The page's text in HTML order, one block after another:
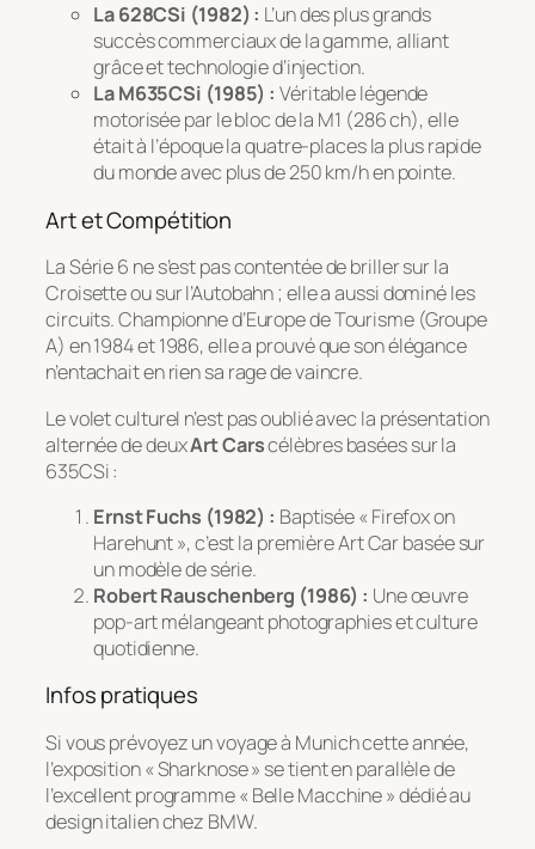
La 628CSi (1982) : L’un des plus grands
succès commerciaux de la gamme, alliant
grâce et technologie d’injection.
La M635CSi (1985) : Véritable légende
motorisée par le bloc de la M1 (286 ch), elle
était à l’époque la quatre-places la plus rapide
du monde avec plus de 250 km/h en pointe.
Art et Compétition
La Série 6 ne s’est pas contentée de briller sur la
Croisette ou sur l’Autobahn ; elle a aussi dominé les
circuits. Championne d’Europe de Tourisme (Groupe
A) en 1984 et 1986, elle a prouvé que son élégance
n’entachait en rien sa rage de vaincre.
Le volet culturel n’est pas oublié avec la présentation
alternée de deuxArt Carscélèbres basées sur la
635CSi :
Ernst Fuchs (1982) : Baptisée « Firefox on
Harehunt », c’est la première Art Car basée sur
un modèle de série.
Robert Rauschenberg (1986) : Une œuvre
pop-art mélangeant photographies et culture
quotidienne.
Infos pratiques
Si vous prévoyez un voyage à Munich cette année,
l’exposition « Sharknose » se tient en parallèle de
l’excellent programme« Belle Macchine »dédié au
design italien chez BMW.